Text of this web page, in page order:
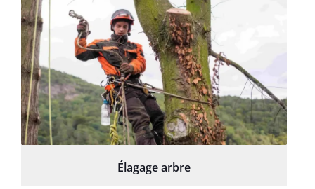
Élagage arbre